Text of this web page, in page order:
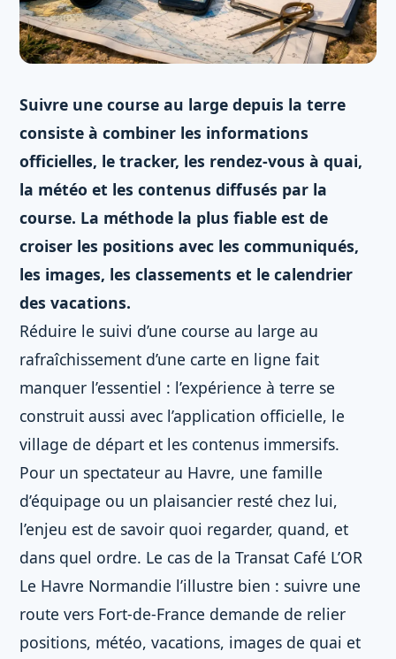
Suivre une course au large depuis la terre
consiste à combiner les informations
officielles, le tracker, les rendez-vous à quai,
la météo et les contenus diffusés par la
course. La méthode la plus fiable est de
croiser les positions avec les communiqués,
les images, les classements et le calendrier
des vacations.
Réduire le suivi d’une course au large au
rafraîchissement d’une carte en ligne fait
manquer l’essentiel : l’expérience à terre se
construit aussi avec l’application officielle, le
village de départ et les contenus immersifs.
Pour un spectateur au Havre, une famille
d’équipage ou un plaisancier resté chez lui,
l’enjeu est de savoir quoi regarder, quand, et
dans quel ordre. Le cas de la Transat Café L’OR
Le Havre Normandie l’illustre bien : suivre une
route vers Fort-de-France demande de relier
positions, météo, vacations, images de quai et